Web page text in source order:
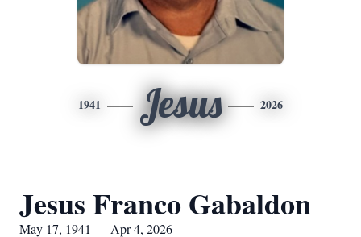
1941 Jesus 2026
Jesus Franco Gabaldon
May 17, 1941 — Apr 4, 2026